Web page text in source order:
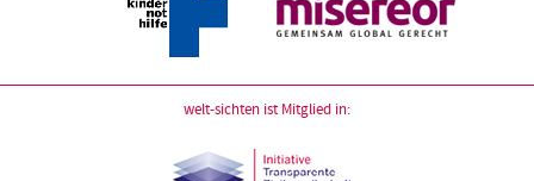
welt-sichten ist Mitglied in: